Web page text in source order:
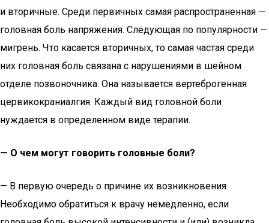
и вторичные. Среди первичных самая распространенная —
головная боль напряжения. Следующая по популярности —
мигрень. Что касается вторичных, то самая частая среди
них головная боль связана с нарушениями в шейном
отделе позвоночника. Она называется вертеброгенная
цервикокраниалгия. Каждый вид головной боли
нуждается в определенном виде терапии.
— О чем могут говорить головные боли?
— В первую очередь о причине их возникновения.
Необходимо обратиться к врачу немедленно, если